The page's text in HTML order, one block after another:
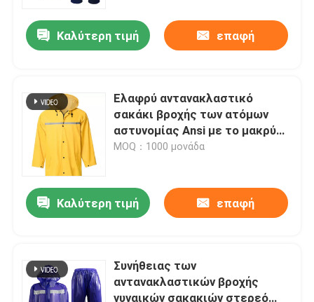
Καλύτερη τιμή επαφή
Ελαφρύ αντανακλαστικό
σακάκι βροχής των ατόμων
αστυνομίας Ansi με το μακρύ
αδιάβροχο έκτακτης ανάγκης
MOQ：1000 μονάδα
Καλύτερη τιμή επαφή
Συνήθειας των
αντανακλαστικών βροχής
γυναικών σακακιών στερεό